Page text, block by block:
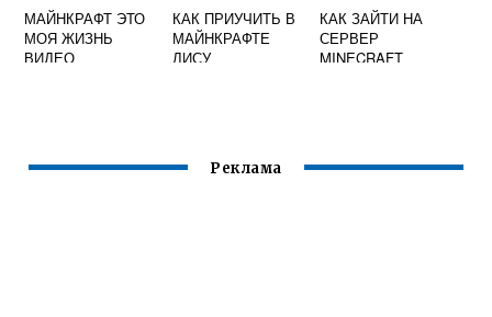
МАЙНКРАФТ ЭТО
МОЯ ЖИЗНЬ
ВИДЕО
КАК ПРИУЧИТЬ В
МАЙНКРАФТЕ
ЛИСУ
КАК ЗАЙТИ НА
СЕРВЕР
MINECRAFT
Реклама